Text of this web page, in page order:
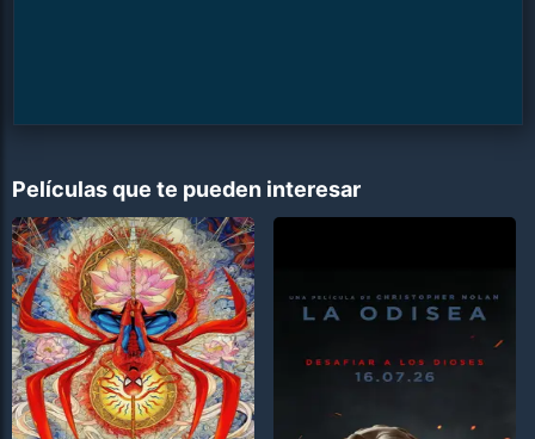
Películas que te pueden interesar